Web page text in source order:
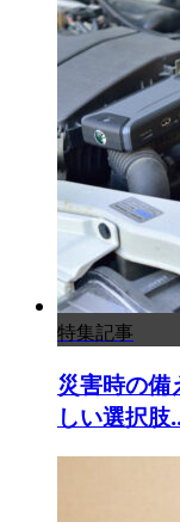
特集記事
災害時の備
しい選択肢